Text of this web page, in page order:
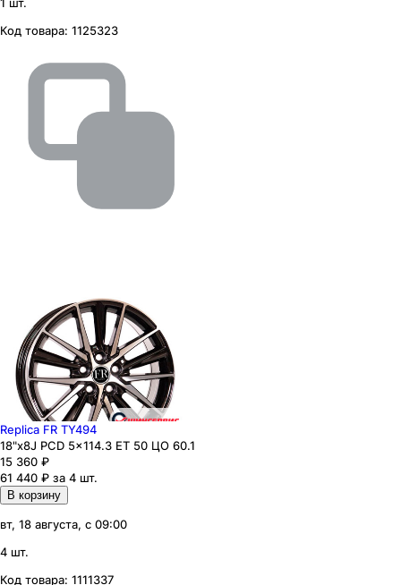
Код товара: 1125323
Replica FR TY494
18"x8J PCD 5x114.3 ЕТ 50 ЦО 60.1
15 360 ₽
61 440 ₽ за 4 шт.
В корзину
вт, 18 августа, с 09:00
4 шт.
Код товара: 1111337